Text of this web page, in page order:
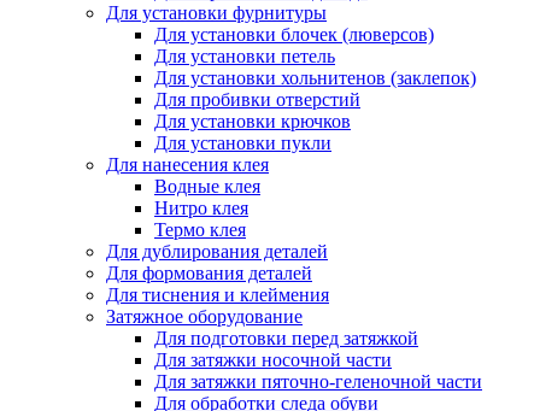
Для установки фурнитуры
Для установки блочек (люверсов)
Для установки петель
Для установки хольнитенов (заклепок)
Для пробивки отверстий
Для установки крючков
Для установки пукли
Для нанесения клея
Водные клея
Нитро клея
Термо клея
Для дублирования деталей
Для формования деталей
Для тиснения и клеймения
Затяжное оборудование
Для подготовки перед затяжкой
Для затяжки носочной части
Для затяжки пяточно-геленочной части
Для обработки следа обуви